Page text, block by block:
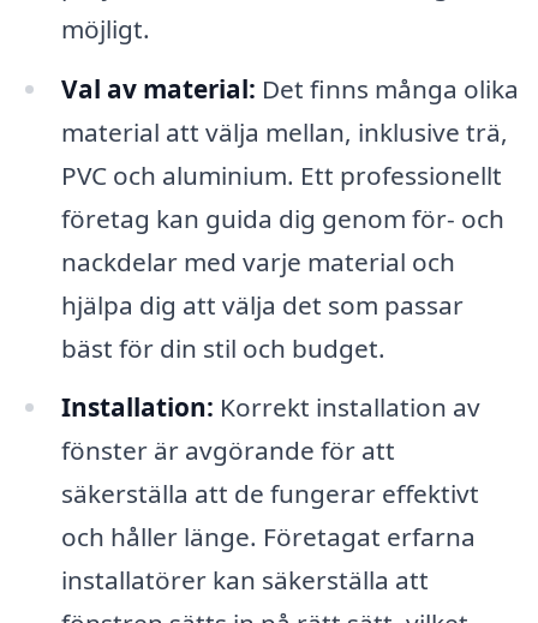
möjligt.
Val av material: Det finns många olika
material att välja mellan, inklusive trä,
PVC och aluminium. Ett professionellt
företag kan guida dig genom för- och
nackdelar med varje material och
hjälpa dig att välja det som passar
bäst för din stil och budget.
Installation: Korrekt installation av
fönster är avgörande för att
säkerställa att de fungerar effektivt
och håller länge. Företagat erfarna
installatörer kan säkerställa att